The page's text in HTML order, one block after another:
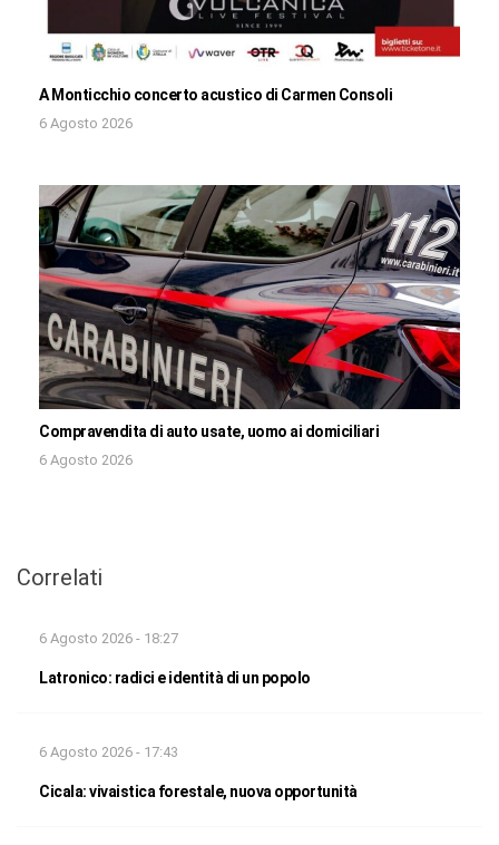
A Monticchio concerto acustico di Carmen Consoli
6 Agosto 2026
Compravendita di auto usate, uomo ai domiciliari
6 Agosto 2026
Correlati
6 Agosto 2026 - 18:27
Latronico: radici e identità di un popolo
6 Agosto 2026 - 17:43
Cicala: vivaistica forestale, nuova opportunità